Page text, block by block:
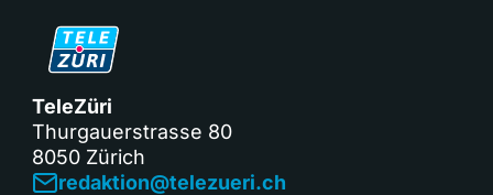
TeleZüri
Thurgauerstrasse 80
8050 Zürich
redaktion@telezueri.ch